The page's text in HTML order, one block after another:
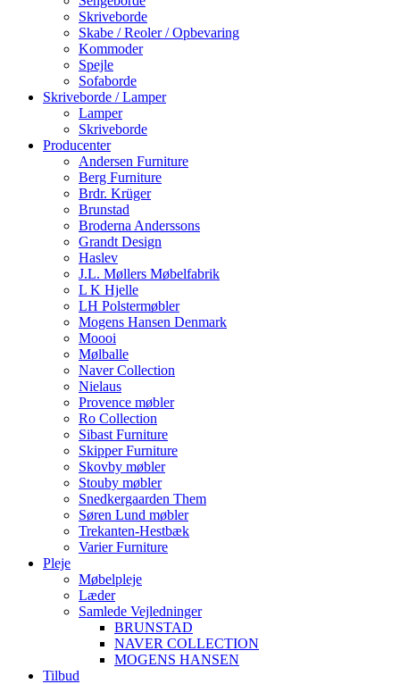
Skriveborde
Skabe / Reoler / Opbevaring
Kommoder
Spejle
Sofaborde
Skriveborde / Lamper
Lamper
Skriveborde
Producenter
Andersen Furniture
Berg Furniture
Brdr. Krüger
Brunstad
Broderna Anderssons
Grandt Design
Haslev
J.L. Møllers Møbelfabrik
L K Hjelle
LH Polstermøbler
Mogens Hansen Denmark
Moooi
Mølballe
Naver Collection
Nielaus
Provence møbler
Ro Collection
Sibast Furniture
Skipper Furniture
Skovby møbler
Stouby møbler
Snedkergaarden Them
Søren Lund møbler
Trekanten-Hestbæk
Varier Furniture
Pleje
Møbelpleje
Læder
Samlede Vejledninger
BRUNSTAD
NAVER COLLECTION
MOGENS HANSEN
Tilbud